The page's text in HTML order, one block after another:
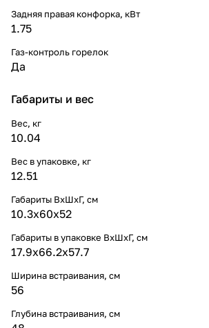
Задняя правая конфорка, кВт
1.75
Газ-контроль горелок
Да
Габариты и вес
Вес, кг
10.04
Вес в упаковке, кг
12.51
Габариты ВхШхГ, cм
10.3х60х52
Габариты в упаковке ВхШхГ, cм
17.9х66.2х57.7
Ширина встраивания, см
56
Глубина встраивания, см